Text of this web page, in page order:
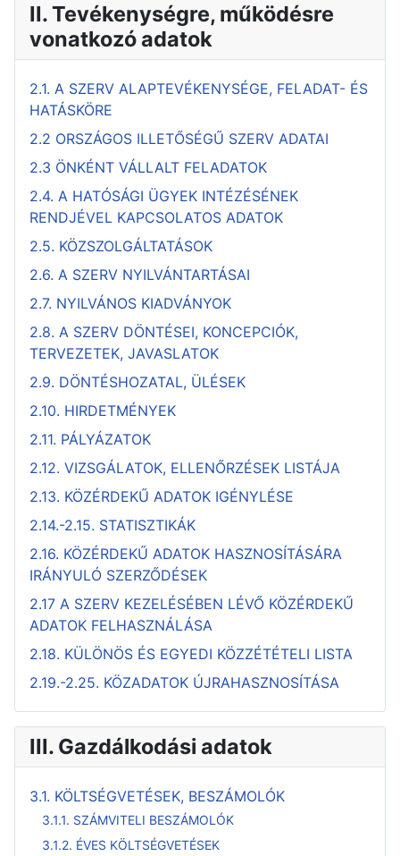
II. Tevékenységre, működésre
vonatkozó adatok
2.1. A SZERV ALAPTEVÉKENYSÉGE, FELADAT- ÉS
HATÁSKÖRE
2.2 ORSZÁGOS ILLETŐSÉGŰ SZERV ADATAI
2.3 ÖNKÉNT VÁLLALT FELADATOK
2.4. A HATÓSÁGI ÜGYEK INTÉZÉSÉNEK
RENDJÉVEL KAPCSOLATOS ADATOK
2.5. KÖZSZOLGÁLTATÁSOK
2.6. A SZERV NYILVÁNTARTÁSAI
2.7. NYILVÁNOS KIADVÁNYOK
2.8. A SZERV DÖNTÉSEI, KONCEPCIÓK,
TERVEZETEK, JAVASLATOK
2.9. DÖNTÉSHOZATAL, ÜLÉSEK
2.10. HIRDETMÉNYEK
2.11. PÁLYÁZATOK
2.12. VIZSGÁLATOK, ELLENŐRZÉSEK LISTÁJA
2.13. KÖZÉRDEKŰ ADATOK IGÉNYLÉSE
2.14.-2.15. STATISZTIKÁK
2.16. KÖZÉRDEKŰ ADATOK HASZNOSÍTÁSÁRA
IRÁNYULÓ SZERZŐDÉSEK
2.17 A SZERV KEZELÉSÉBEN LÉVŐ KÖZÉRDEKŰ
ADATOK FELHASZNÁLÁSA
2.18. KÜLÖNÖS ÉS EGYEDI KÖZZÉTÉTELI LISTA
2.19.-2.25. KÖZADATOK ÚJRAHASZNOSÍTÁSA
III. Gazdálkodási adatok
3.1. KÖLTSÉGVETÉSEK, BESZÁMOLÓK
3.1.1. SZÁMVITELI BESZÁMOLÓK
3.1.2. ÉVES KÖLTSÉGVETÉSEK